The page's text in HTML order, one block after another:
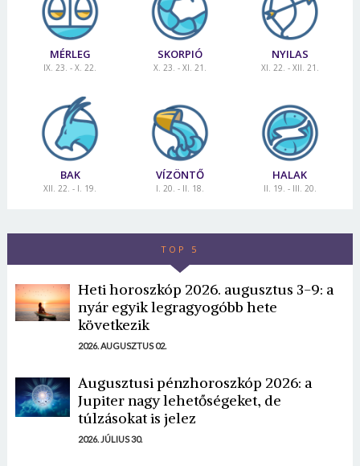
MÉRLEG
IX. 23. - X. 22.
SKORPIÓ
X. 23. - XI. 21.
NYILAS
XI. 22. - XII. 21.
BAK
XII. 22. - I. 19.
VÍZÖNTŐ
I. 20. - II. 18.
HALAK
II. 19. - III. 20.
TOP 5
Heti horoszkóp 2026. augusztus 3-9: a
nyár egyik legragyogóbb hete
következik
2026. AUGUSZTUS 02.
Augusztusi pénzhoroszkóp 2026: a
Jupiter nagy lehetőségeket, de
túlzásokat is jelez
2026. JÚLIUS 30.